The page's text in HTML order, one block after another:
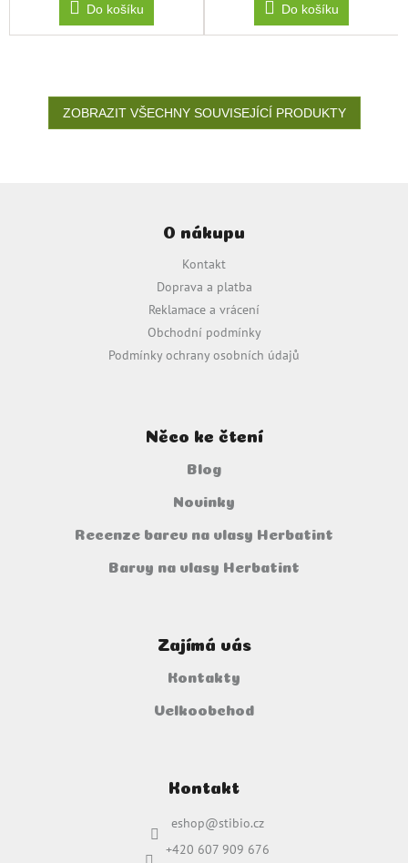
Do košíku Do košíku
ZOBRAZIT VŠECHNY SOUVISEJÍCÍ PRODUKTY
O nákupu
Kontakt
Doprava a platba
Reklamace a vrácení
Obchodní podmínky
Podmínky ochrany osobních údajů
Něco ke čtení
Blog
Novinky
Recenze barev na vlasy Herbatint
Barvy na vlasy Herbatint
Zajímá vás
Kontakty
Velkoobchod
Kontakt
eshop@stibio.cz
+420 607 909 676